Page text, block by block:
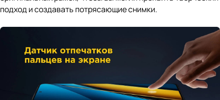
подход и создавать потрясающие снимки.